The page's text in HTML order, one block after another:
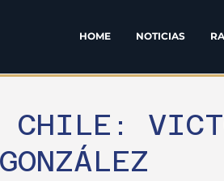
HOME NOTICIAS
CHILE: